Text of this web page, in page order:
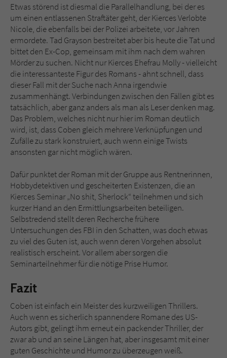
Etwas störend ist diesmal die Parallelhandlung, bei der es
um einen entlassenen Straftäter geht, der Kierces Verlobte
Nicole, die ebenfalls bei der Polizei arbeitete, vor Jahren
ermordete. Tad Grayson bestreitet aber bis heute die Tat und
bittet den Ex-Cop, gemeinsam mit ihm nach dem wahren
Mörder zu suchen. Nicht nur Kierces Ehefrau Molly - vielleicht
die interessanteste Figur des Romans - ahnt schnell, dass
dieser Fall mit der Suche nach Anna irgendwie
zusammenhängt. Verbindungen zwischen den Fällen gibt es
tatsächlich, aber ganz anders als man als Leser denken mag.
Das Problem, welches nicht nur hier im Roman deutlich
wird, ist, dass Coben gleich mehrere Verknüpfungen und
Zufälle zu stark konstruiert, auch wenn einige Twists
ansonsten gar nicht möglich wären.
Dafür punktet der Roman mit der Gruppe aus Rentnerinnen,
Hobbydetektiven und gescheiterten Existenzen, die an
Kierces Seminar „No shit, Sherlock“ teilnehmen und sich
kurzer Hand an den Ermittlungsarbeiten beteiligen.
Selbstredend stellt deren Recherche frühere
Untersuchungen des FBI in den Schatten, was doch etwas
zu viel des Guten ist, auch wenn deren Vorgehen absolut
realistisch erscheint. Vor allem aber sorgen die
Seminarteilnehmer für die nötige Prise Humor.
Fazit
Coben ist einfach ein Meister des kurzweiligen Thrillers.
Auch wenn es sicherlich spannendere Romane des US-
Autors gibt, gelingt ihm erneut ein packender Thriller, der
zwar ab und an seine Längen hat, aber insgesamt mit einer
guten Geschichte und Humor zu überzeugen weiß.